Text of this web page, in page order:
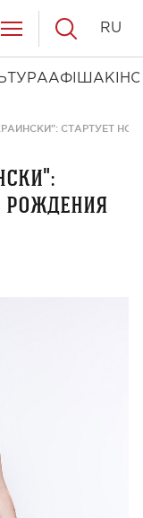
АФІША КІНО
RU
СТАРТУЕТ
рождения